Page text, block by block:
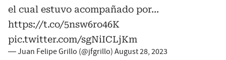
el cual estuvo acompañado por…
https://t.co/5nsw6ro46K
pic.twitter.com/sgNiICLjKm
— Juan Felipe Grillo (@jfgrillo) August 28, 2023